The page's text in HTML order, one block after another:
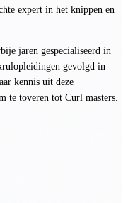
expert in het knippen en
jaren gespecialiseerd in
gevolgd in
kennis uit deze
te toveren tot Curl masters.